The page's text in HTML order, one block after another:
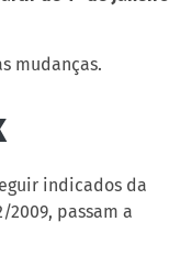
mudanças.
indicados da
2009, passam a